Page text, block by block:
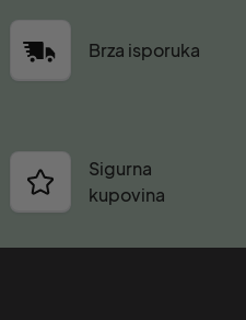
Brza isporuka
Sigurna
kupovina